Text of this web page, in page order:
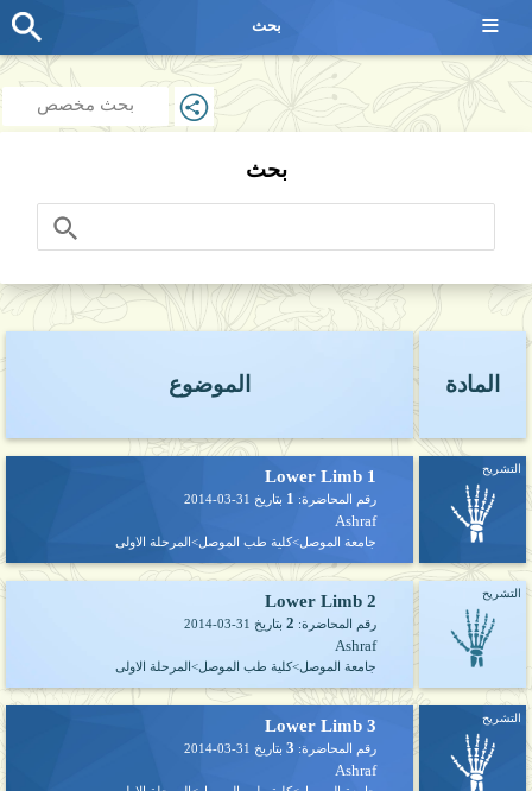
بحث مخصص
بحث
المادة الموضوع
التشريح Lower Limb 1
رقم المحاضرة: 1 بتاريخ 2014-03-31
Ashraf
جامعة الموصل>كلية طب الموصل>المرحلة الاولى
التشريح Lower Limb 2
رقم المحاضرة: 2بتاريخ 2014-03-31
Ashraf
جامعة الموصل>كلية طب الموصل>المرحلة الاولى
التشريح Lower Limb 3
رقم المحاضرة: 3بتاريخ 2014-03-31
Ashraf
≡ بحث